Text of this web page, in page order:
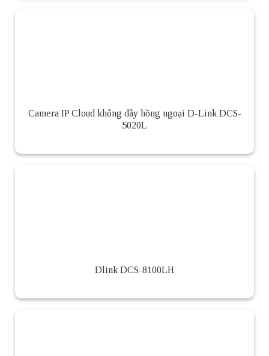
Camera IP Cloud không dây hồng ngoại D-Link DCS-
5020L
Dlink DCS-8100LH